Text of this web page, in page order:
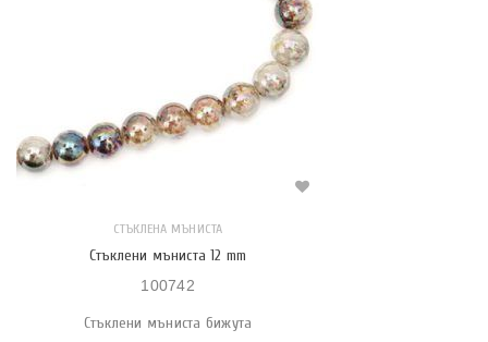
СТЪКЛЕНА МЪНИСТА
Стъклени мъниста 12 mm
100742
Стъклени мъниста бижута